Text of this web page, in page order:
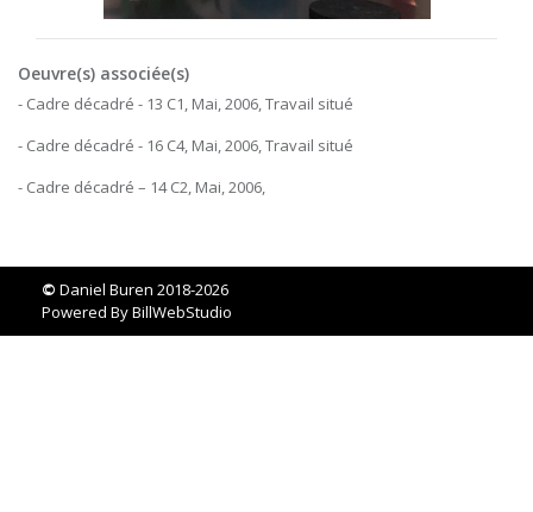
Oeuvre(s) associée(s)
- Cadre décadré - 13 C1, Mai, 2006, Travail situé
- Cadre décadré - 16 C4, Mai, 2006, Travail situé
- Cadre décadré – 14 C2, Mai, 2006,
© Daniel Buren 2018-2026
Powered ByBillWebStudio